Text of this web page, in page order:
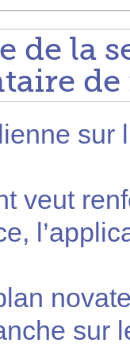
de la
de
sur
veut
sur